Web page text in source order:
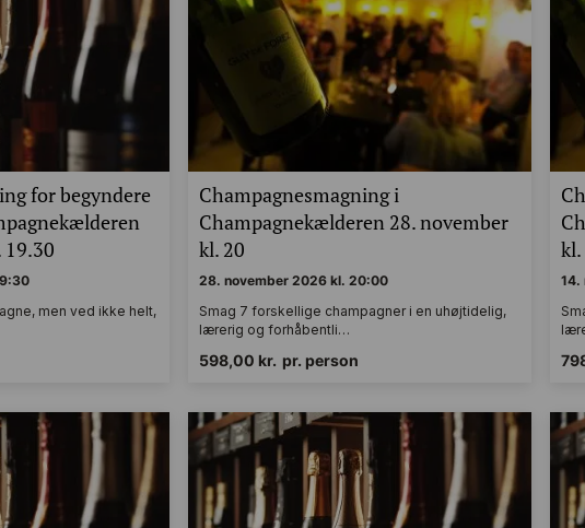
for begyndere
19.30
men ved ikke helt,
Champagnesmagning i
Champagnekælderen 28. november
kl. 20
28. november 2026 kl. 20:00
Smag 7 forskellige champagner i en uhøjtidelig,
lærerig og forhåbentli…
598,00 kr. pr. person
kl.
14.